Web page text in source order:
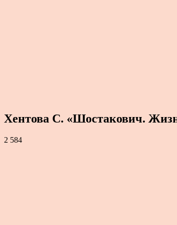
Хентова С. «Шостакович.
2 584